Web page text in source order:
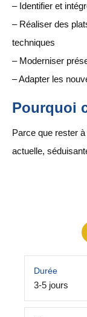
– Identifier et
– Réaliser des
techniques
– Moderniser
– Adapter les
Pourquoi
Parce que rester
actuelle,
Durée
3-5 jours